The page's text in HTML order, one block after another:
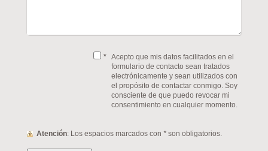
* Acepto que mis datos facilitados en el
formulario de contacto sean tratados
electrónicamente y sean utilizados con
el propósito de contactar conmigo. Soy
consciente de que puedo revocar mi
consentimiento en cualquier momento.
Atención : Los espacios marcados con * son obligatorios.